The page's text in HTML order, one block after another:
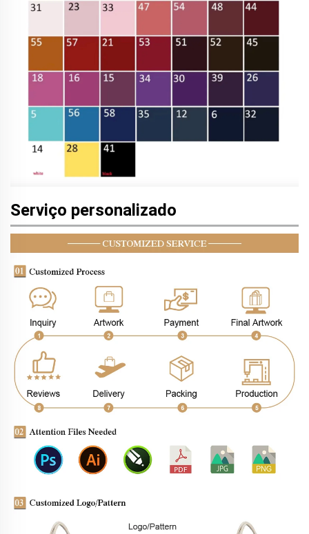
Serviço personalizado